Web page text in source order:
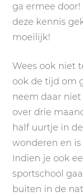
ga ermee
deze kennis
moeilijk!
Wees ook niet
ook de tijd om
neem daar
over drie
half uurtje in
wonderen en is
Indien je ook
sportschool
buiten in de